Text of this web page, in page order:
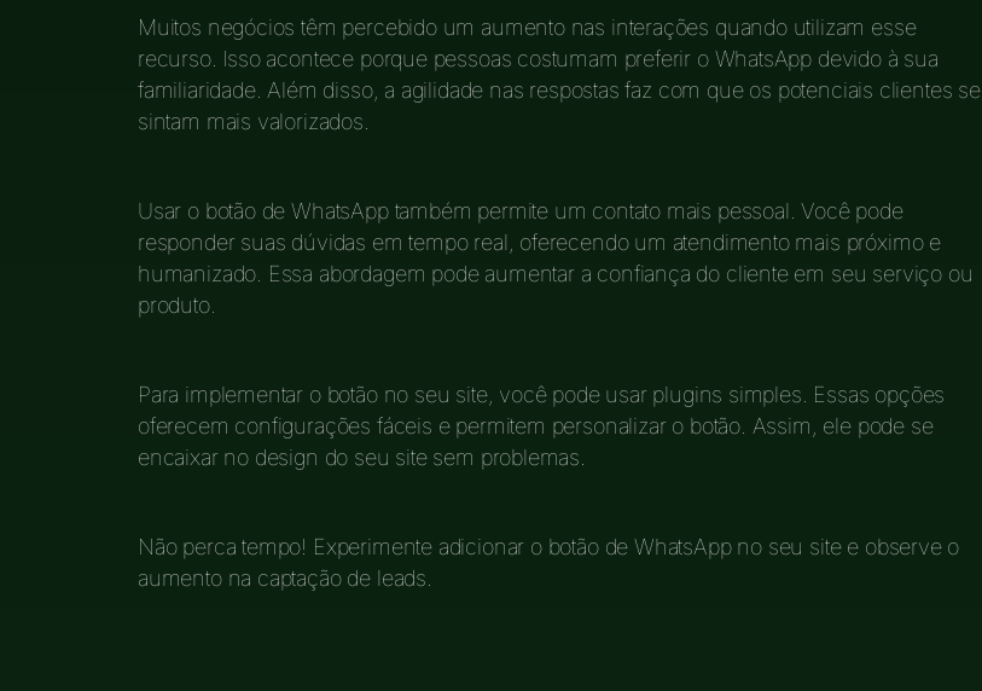
Muitos negócios têm percebido um aumento nas interações quando utilizam esse
recurso. Isso acontece porque pessoas costumam preferir o WhatsApp devido à sua
familiaridade. Além disso, a agilidade nas respostas faz com que os potenciais clientes se
sintam mais valorizados.
Usar o botão de WhatsApp também permite um contato mais pessoal. Você pode
responder suas dúvidas em tempo real, oferecendo um atendimento mais próximo e
humanizado. Essa abordagem pode aumentar a confiança do cliente em seu serviço ou
produto.
Para implementar o botão no seu site, você pode usar plugins simples. Essas opções
oferecem configurações fáceis e permitem personalizar o botão. Assim, ele pode se
encaixar no design do seu site sem problemas.
Não perca tempo! Experimente adicionar o botão de WhatsApp no seu site e observe o
aumento na captação de leads.